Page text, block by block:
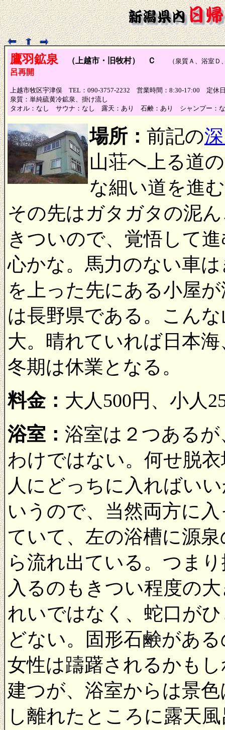
鷹羽鉱泉 （上越市・旧牧村） Ｃ （泉質Ａ、浴室Ｄ
呂再開
上越市牧区宇津俣 TEL：090-3757-2232 営業時間：8:30-17:00 定休
泉質：単純硫黄冷鉱泉、掛け流し
タオル：なし サウナ：なし 露天：あり 石鹸：あり シャンプー：
場所： 前記の
山荘へ上る道
な細い道を進
その先はガタガタの泥
きついので、覚悟して
心かな。馬力のない車
を上った先にある小屋
は長野県である。こん
大。晴れていれば日本
冬期は休業となる。
料金： 大人500円、小人
浴室： 浴室は２つある
わけではない。何せ脱
人にどっちに入ればい
いうので、当然両方に
ていて、左の浴槽に源
ら流れ出ている。つま
入るのもきつい程度の
れいではなく、蛇口が
どない。固形石鹸があ
女性は躊躇されるかも
建つが、浴室からは景
し離れたところに露天